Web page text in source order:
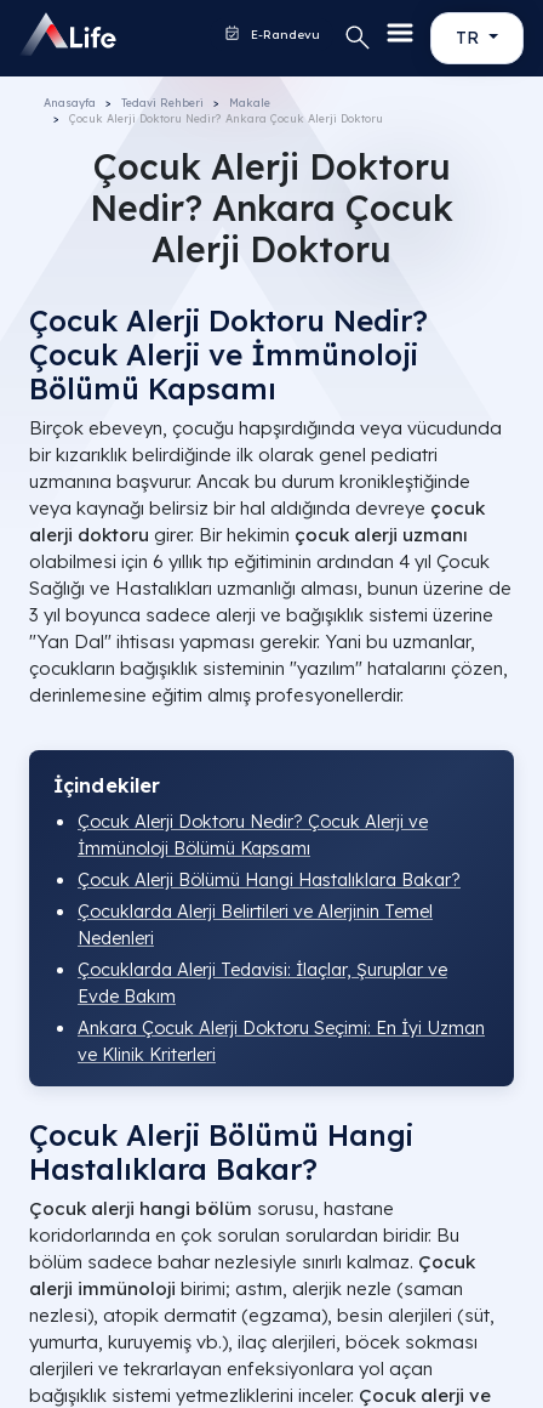
TR
E-Randevu
Anasayfa Tedavi Rehberi
Makale
Çocuk Alerji Doktoru​ Nedir? Ankara Çocuk Alerji Doktoru​
Çocuk Alerji Doktoru​
Nedir? Ankara Çocuk
Alerji Doktoru​
Çocuk Alerji Doktoru Nedir?
Çocuk Alerji ve İmmünoloji
Bölümü Kapsamı
Birçok ebeveyn, çocuğu hapşırdığında veya vücudunda
bir kızarıklık belirdiğinde ilk olarak genel pediatri
uzmanına başvurur. Ancak bu durum kronikleştiğinde
veya kaynağı belirsiz bir hal aldığında devreye çocuk
alerji doktoru girer. Bir hekimin çocuk alerji uzmanı
olabilmesi için 6 yıllık tıp eğitiminin ardından 4 yıl Çocuk
Sağlığı ve Hastalıkları uzmanlığı alması, bunun üzerine de
3 yıl boyunca sadece alerji ve bağışıklık sistemi üzerine
"Yan Dal" ihtisası yapması gerekir. Yani bu uzmanlar,
çocukların bağışıklık sisteminin "yazılım" hatalarını çözen,
derinlemesine eğitim almış profesyonellerdir.
İçindekiler
Çocuk Alerji Doktoru Nedir? Çocuk Alerji ve
İmmünoloji Bölümü Kapsamı
Çocuk Alerji Bölümü Hangi Hastalıklara Bakar?
Çocuklarda Alerji Belirtileri ve Alerjinin Temel
Nedenleri
Çocuklarda Alerji Tedavisi: İlaçlar, Şuruplar ve
Evde Bakım
Ankara Çocuk Alerji Doktoru Seçimi: En İyi Uzman
ve Klinik Kriterleri
Çocuk Alerji Bölümü Hangi
Hastalıklara Bakar?
Çocuk alerji hangi bölüm sorusu, hastane
koridorlarında en çok sorulan sorulardan biridir. Bu
bölüm sadece bahar nezlesiyle sınırlı kalmaz. Çocuk
alerji immünoloji birimi; astım, alerjik nezle (saman
nezlesi), atopik dermatit (egzama), besin alerjileri (süt,
yumurta, kuruyemiş vb.), ilaç alerjileri, böcek sokması
alerjileri ve tekrarlayan enfeksiyonlara yol açan
bağışıklık sistemi yetmezliklerini inceler. Çocuk alerji ve